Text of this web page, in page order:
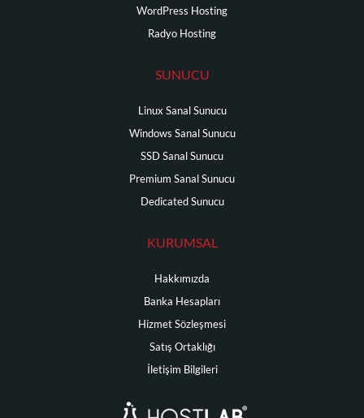
WordPress Hosting
Radyo Hosting
SUNUCU
Linux Sanal Sunucu
Windows Sanal Sunucu
SSD Sanal Sunucu
Premium Sanal Sunucu
Dedicated Sunucu
KURUMSAL
Hakkımızda
Banka Hesapları
Hizmet Sözleşmesi
Satış Ortaklığı
İletişim Bilgileri